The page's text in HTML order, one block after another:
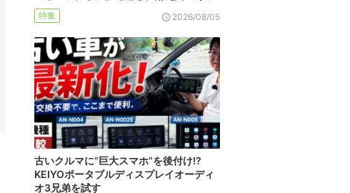
特集 2026/08/05
古いクルマに“巨大スマホ”を後付け!?
KEIYOポータブルディスプレイオーディ
オ3兄弟を試す